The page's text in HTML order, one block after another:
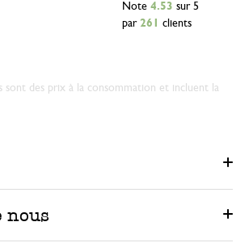
Note 4.53 sur 5
par 261 clients
sont des prix à la consommation et incluent la
nous